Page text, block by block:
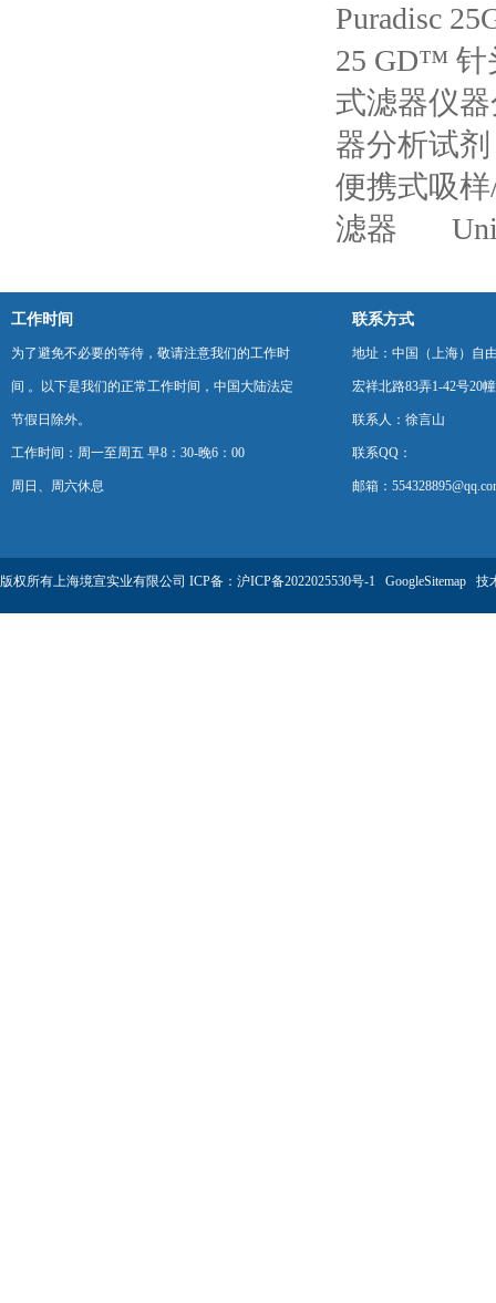
Puradisc
25 GD™ 针
式滤器仪
器分析试剂
便携式吸
滤器
工作时间
为了避免不必要的等待，敬请注意我们的工作时
间 。以下是我们的正常工作时间，中国大陆法定
节假日除外。
工作时间：周一至周五 早8：30-晚6：00
周日、周六休息
联系方式
地址：中国（上海）自
宏祥北路83弄1-42号20
联系人：徐言山
联系QQ：
邮箱：
版权所有上海境宣实业有限公司 ICP备： 沪ICP备2022025530号-1 GoogleSitemap 技